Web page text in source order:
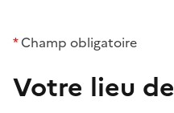
*Champ obligatoire
Votre lieu